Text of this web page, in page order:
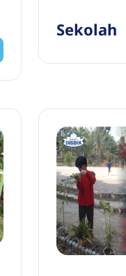
Sekolah